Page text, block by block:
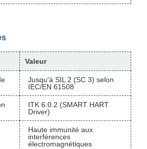
Valeur
Jusqu'à SIL 2 (SC 3) selon
IEC/EN 61508
ITK 6.0.2 (SMART HART
Driver)
Haute immunité aux
interférences
électromagnétiques